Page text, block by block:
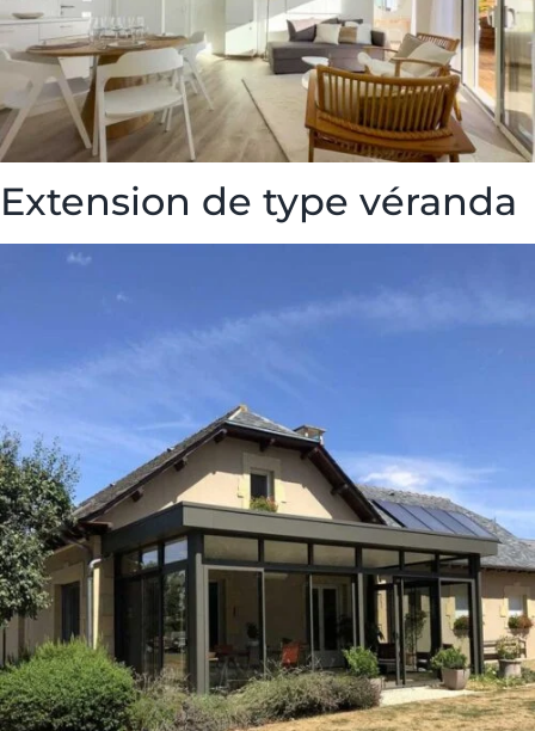
Extension de type véranda